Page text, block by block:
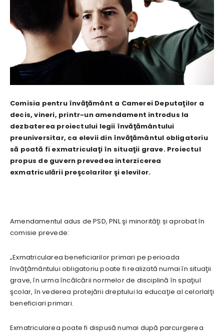
Comisia pentru învăţământ a Camerei Deputaţilor a
decis, vineri, printr-un amendament introdus la
dezbaterea proiectului legii învăţământului
preuniversitar, ca elevii din învăţământul obligatoriu
să poată fi exmatriculaţi în situaţii grave. Proiectul
propus de guvern prevedea interzicerea
exmatriculării preşcolarilor şi elevilor.
Amendamentul adus de PSD, PNL şi minorităţi și aprobat în
comisie prevede:
„Exmatricularea beneficiarilor primari pe perioada
învăţământului obligatoriu poate fi realizată numai în situaţii
grave, în urma încălcării normelor de disciplină în spaţiul
şcolar, în vederea protejării dreptului la educaţie al celorlalţi
beneficiari primari.
Exmatricularea poate fi dispusă numai după parcurgerea